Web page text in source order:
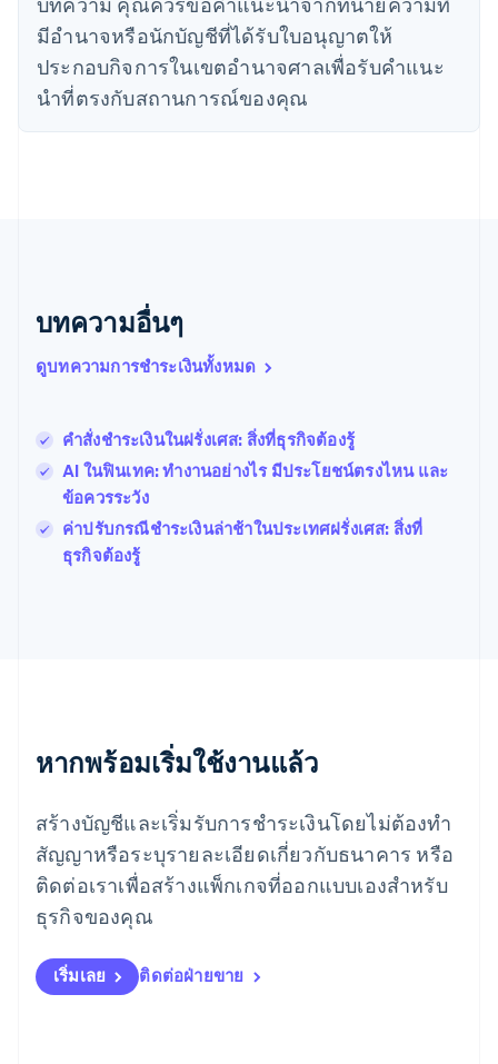
มีอํานาจหรือนักบัญชีที่ได้รับใบอนุญาตให้
ประกอบกิจการในเขตอํานาจศาลเพื่อรับคําแนะ
นําที่ตรงกับสถานการณ์ของคุณ
บทความอื่นๆ
ดูบทความการชำระเงินทั้งหมด
คำสั่งชำระเงินในฝรั่งเศส: สิ่งที่ธุรกิจต้องรู้
AI ในฟินเทค: ทำงานอย่างไร มีประโยชน์ตรงไหน และ
ข้อควรระวัง
ค่าปรับกรณีชำระเงินล่าช้าในประเทศฝรั่งเศส: สิ่งที่
ธุรกิจต้องรู้
หากพร้อมเริ่มใช้งานแล้ว
สร้างบัญชีและเริ่มรับการชำระเงินโดยไม่ต้องทำ
สัญญาหรือระบุรายละเอียดเกี่ยวกับธนาคาร หรือ
ติดต่อเราเพื่อสร้างแพ็กเกจที่ออกแบบเองสำหรับ
ธุรกิจของคุณ
เริ่มเลย ติดต่อฝ่ายขาย
English
นิวซีแลนด์
English
เนเธอร์แลนด์
NederlandsEnglish
PortuguêsEnglish
English
ฟินแลนด์
มอลตา
English
มาเลเซีย
English
เม็กซิโก
ลักเซมเบิร์ก
Français Deutsch English
English
ลิกเตนสไตน์
DeutschEnglish
ลิทัวเนีย
English
สเปน
สโลวาเกีย
English